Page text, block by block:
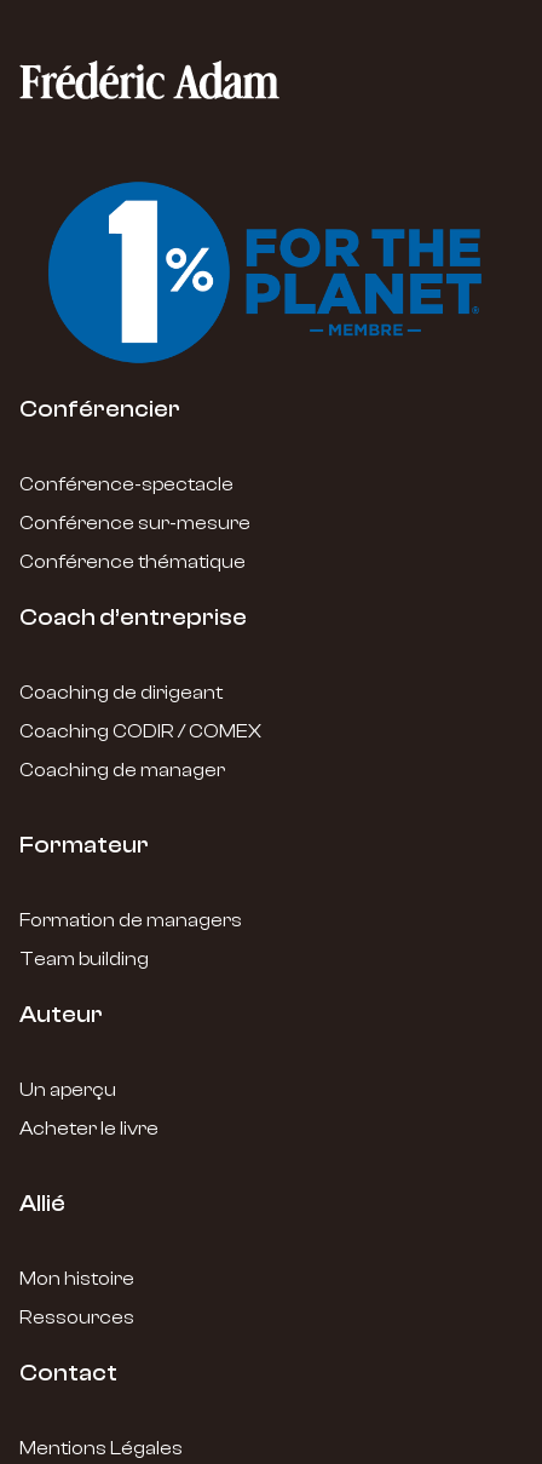
Conférencier
Conférence-spectacle
Conférence sur-mesure
Conférence thématique
Coach d’entreprise
Coaching de dirigeant
Coaching CODIR / COMEX
Coaching de manager
Formateur
Formation de managers
Team building
Auteur
Un aperçu
Acheter le livre
Allié
Mon histoire
Ressources
Contact
Mentions Légales